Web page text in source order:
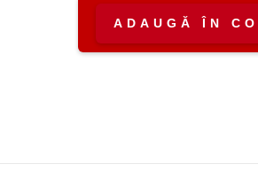
ADAUGĂ ÎN